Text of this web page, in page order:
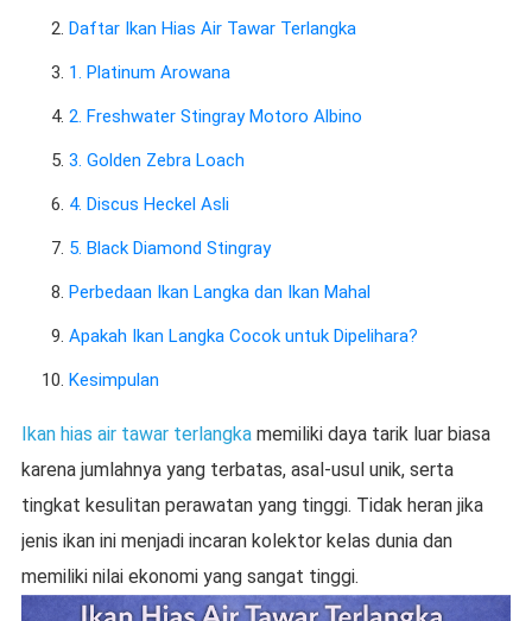
Daftar Ikan Hias Air Tawar Terlangka
1. Platinum Arowana
2. Freshwater Stingray Motoro Albino
3. Golden Zebra Loach
4. Discus Heckel Asli
5. Black Diamond Stingray
Perbedaan Ikan Langka dan Ikan Mahal
Apakah Ikan Langka Cocok untuk Dipelihara?
Kesimpulan
Ikan hias air tawar terlangkamemiliki daya tarik luar biasa
karena jumlahnya yang terbatas, asal-usul unik, serta
tingkat kesulitan perawatan yang tinggi. Tidak heran jika
jenis ikan ini menjadi incaran kolektor kelas dunia dan
memiliki nilai ekonomi yang sangat tinggi.